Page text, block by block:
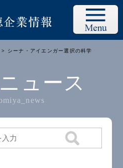
> シーナ・アイエンガー選択の科学
ュース